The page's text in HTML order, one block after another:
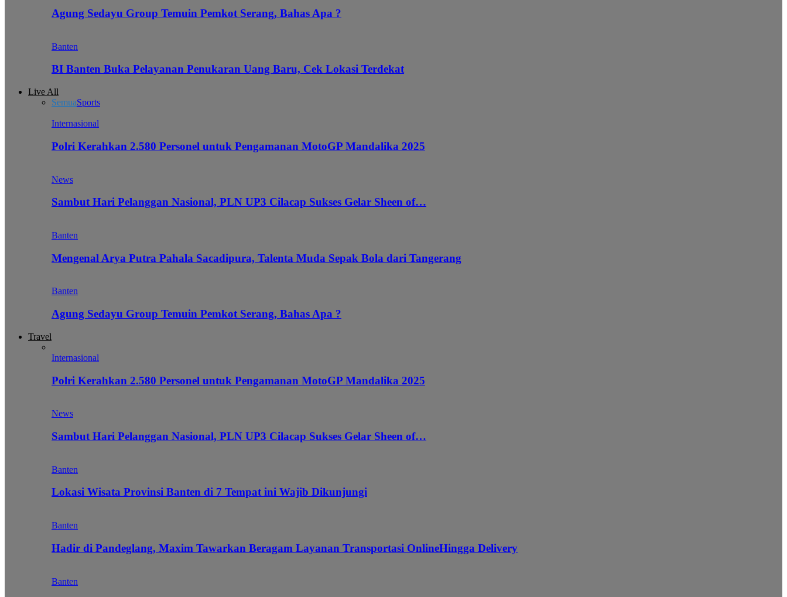
Agung Sedayu Group Temuin Pemkot Serang, Bahas Apa ?
Banten
BI Banten Buka Pelayanan Penukaran Uang Baru, Cek Lokasi Terdekat
Live All
SemuaSports
Internasional
Polri Kerahkan 2.580 Personel untuk Pengamanan MotoGP Mandalika 2025
News
Sambut Hari Pelanggan Nasional, PLN UP3 Cilacap Sukses Gelar Sheen of…
Banten
Mengenal Arya Putra Pahala Sacadipura, Talenta Muda Sepak Bola dari Tangerang
Banten
Agung Sedayu Group Temuin Pemkot Serang, Bahas Apa ?
Travel
Internasional
Polri Kerahkan 2.580 Personel untuk Pengamanan MotoGP Mandalika 2025
News
Sambut Hari Pelanggan Nasional, PLN UP3 Cilacap Sukses Gelar Sheen of…
Banten
Lokasi Wisata Provinsi Banten di 7 Tempat ini Wajib Dikunjungi
Banten
Hadir di Pandeglang, Maxim Tawarkan Beragam Layanan Transportasi OnlineHingga Delivery
Banten